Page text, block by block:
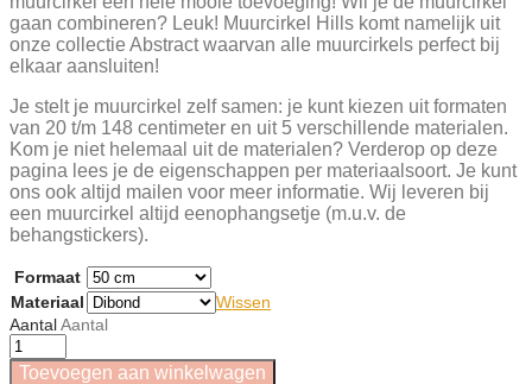
gaan combineren? Leuk! Muurcirkel Hills komt namelijk uit
onze collectie Abstract waarvan alle muurcirkels perfect bij
elkaar aansluiten!
Je stelt je muurcirkel zelf samen: je kunt kiezen uit formaten
van 20 t/m 148 centimeter en uit 5 verschillende materialen.
Kom je niet helemaal uit de materialen? Verderop op deze
pagina lees je de eigenschappen per materiaalsoort. Je kunt
ons ook altijd mailen voor meer informatie. Wij leveren bij
een muurcirkel altijd eenophangsetje (m.u.v. de
behangstickers).
Formaat
Materiaal
Wissen
AantalAantal
Toevoegen aan winkelwagen